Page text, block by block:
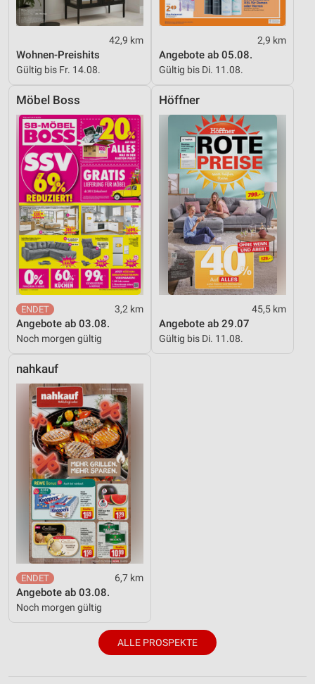
42,9 km
Wohnen-Preishits
Gültig bis Fr. 14.08.
2,9 km
Angebote ab 05.08.
Gültig bis Di. 11.08.
Möbel Boss
3,2 km
Angebote ab 03.08.
Noch morgen gültig
Höffner
45,5 km
Angebote ab 29.07
Gültig bis Di. 11.08.
nahkauf
6,7 km
Angebote ab 03.08.
Noch morgen gültig
ALLE PROSPEKTE